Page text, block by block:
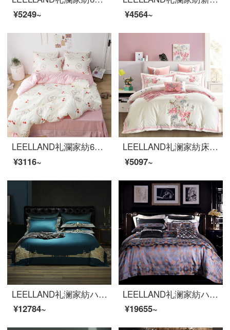
¥5249~
¥4564~
LEELLAND礼瀾家紡60本の綿綿綿の綿の綿の綿の綿の贈り物の子供の綿の寝具の4件のセットの純綿の学生のベッドの品物のセットの小さいさくらんぼの1.35/1.5メートルのベッドの4件のセット/200*230 cm布団のカバー
¥3116~
LEELLAND礼澜家紡床品セット新中国式60本の綿刺繍の全綿ベッドの上に4つのセットの純綿綿綿の綿の綿の綿の綿の綿の綿の綿の布団カバー4つのセットの恥ずかしい花-米粉1.5-1.8メートルのベッド/200*230 cm
¥5097~
LEELLAND礼澜家紡ハイエンド中国式刺繍100本の綿布団用品四点セット星ホテル別荘見本セットミルラッチ-墨緑四点セット1.8-2.0メートルベッド/220*240 cm
¥12784~
LEELLAND礼澜家紡ハイエンド140本の色織の大きいジャカードの全綿の寝具四点セットの純綿の別荘の見本セットの夕色の瑠璃1.8-220メートルのベッド/220*240 cm
¥19655~